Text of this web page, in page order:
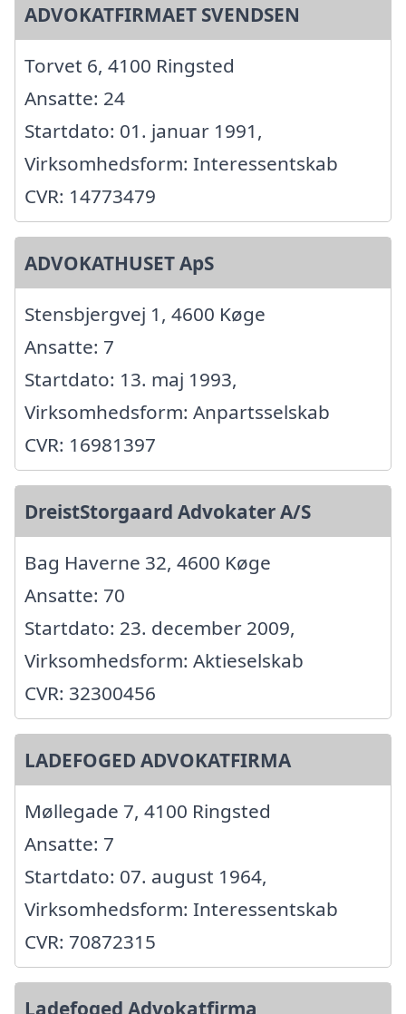
ADVOKATFIRMAET SVENDSEN
Torvet 6, 4100 Ringsted
Ansatte: 24
Startdato: 01. januar 1991,
Virksomhedsform: Interessentskab
CVR: 14773479
ADVOKATHUSET ApS
Stensbjergvej 1, 4600 Køge
Ansatte: 7
Startdato: 13. maj 1993,
Virksomhedsform: Anpartsselskab
CVR: 16981397
DreistStorgaard Advokater A/S
Bag Haverne 32, 4600 Køge
Ansatte: 70
Startdato: 23. december 2009,
Virksomhedsform: Aktieselskab
CVR: 32300456
LADEFOGED ADVOKATFIRMA
Møllegade 7, 4100 Ringsted
Ansatte: 7
Startdato: 07. august 1964,
Virksomhedsform: Interessentskab
CVR: 70872315
Ladefoged Advokatfirma